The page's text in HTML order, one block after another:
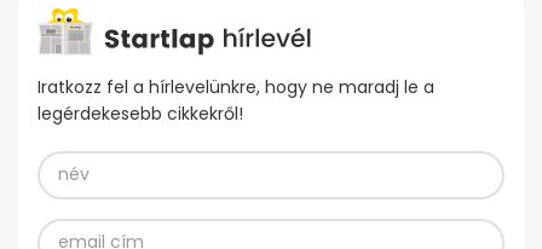
Iratkozz fel a hírlevelünkre, hogy ne maradj le a
legérdekesebb cikkekről!